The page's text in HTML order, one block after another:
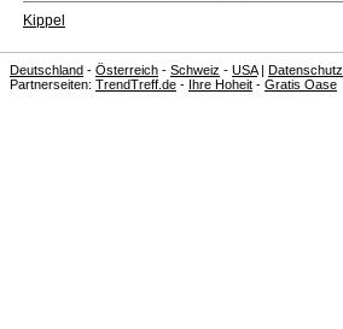
Kippel
Deutschland - Österreich - Schweiz - USA| Datenschutz
Partnerseiten: TrendTreff.de - Ihre Hoheit - Gratis Oase